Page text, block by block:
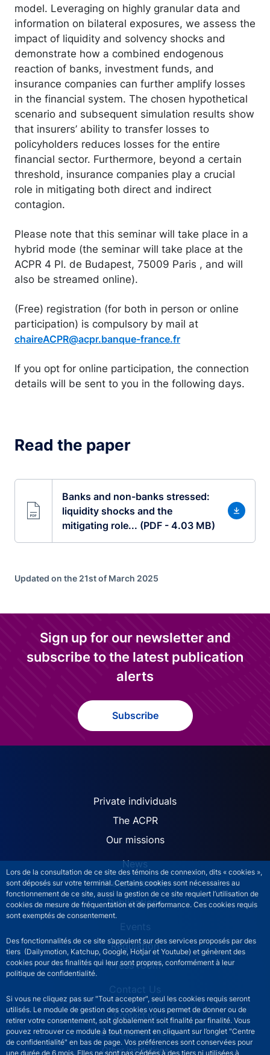
Lors de la consultation de ce site des témoins de connexion, dits « cookies »,
sont déposés sur votre terminal. Certains cookies sont nécessaires au
fonctionnement de ce site, aussi la gestion de ce site requiert l’utilisation de
cookies de mesure de fréquentation et de performance. Ces cookies requis
sont exemptés de consentement.
Des fonctionnalités de ce site s’appuient sur des services proposés par des
tiers (Dailymotion, Katchup, Google, Hotjar et Youtube) et génèrent des
cookies pour des finalités qui leur sont propres, conformément à leur
politique de confidentialité.
Si vous ne cliquez pas sur "Tout accepter", seul les cookies requis seront
utilisés. Le module de gestion des cookies vous permet de donner ou de
retirer votre consentement, soit globalement soit finalité par finalité. Vous
pouvez retrouver ce module à tout moment en cliquant sur l’onglet "Centre
de confidentialité" en bas de page. Vos préférences sont conservées pour
une durée de 6 mois. Elles ne sont pas cédées à des tiers ni utilisées à
model. Leveraging on highly granular data and
information on bilateral exposures, we assess the
impact of liquidity and solvency shocks and
demonstrate how a combined endogenous
reaction of banks, investment funds, and
insurance companies can further amplify losses
in the financial system. The chosen hypothetical
scenario and subsequent simulation results show
that insurers’ ability to transfer losses to
policyholders reduces losses for the entire
financial sector. Furthermore, beyond a certain
threshold, insurance companies play a crucial
role in mitigating both direct and indirect
contagion.
Please note that this seminar will take place in a
hybrid mode (the seminar will take place at the
ACPR 4 Pl. de Budapest, 75009 Paris , and will
also be streamed online).
(Free) registration (for both in person or online
participation) is compulsory by mail at
chaireACPR@acpr.banque-france.fr
If you opt for online participation, the connection
details will be sent to you in the following days.
Read the paper
Banks and non-banks stressed:
liquidity shocks and the
mitigating role... (PDF - 4.03 MB)
Updated on the 21st of March 2025
Sign up for our newsletter and
subscribe to the latest publication
alerts
Subscribe
ACPR site navigation
Private individuals
The ACPR
Our missions
News
Press releases
Publications
Events
Regulation
Press room
Contact Us
ACPR footer secondary menu (English)
Contact us
The Banque de France
Other institutions